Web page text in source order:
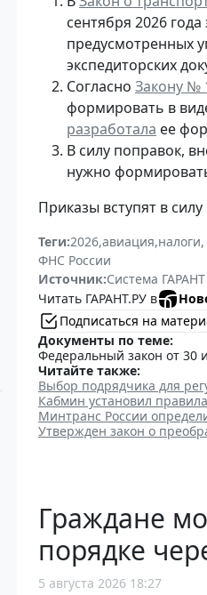
сентября 2026
предусмотренных
экспедиторских
Согласно Закону №
формировать в
разработала ее
В силу поправок,
нужно
Приказы вступят в
Теги:2026,авиация,
ФНС России
Источник:Система ГАРАНТ
Читать ГАРАНТ.РУ в
Подписаться на
Документы по теме:
Федеральный закон от 30
Читайте также:
Выбор подрядчика для
Кабмин установил
Минтранс России
Утвержден закон о
Граждане
порядке
5 августа 2026 18:27